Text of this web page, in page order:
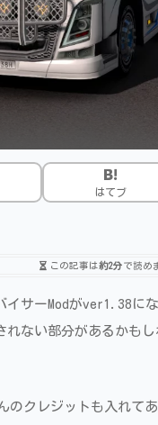
はてブ
この記事は 約2分 で読め
サーModがver1.38に
ない部分があるかも
のクレジットも入れて